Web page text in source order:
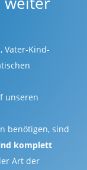
Vater-Kind-
unseren
benötigen, sind
komplett
Art der